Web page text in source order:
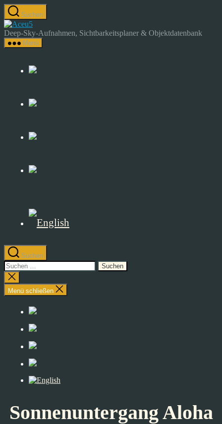
Zum
Inhalt
springen
Suchen
Astrocamp
–
Astrofotografie
Sky-
Deep-Sky-Aufnahmen, Sichtbarkeitsplaner & Objektdatenbank
Menü
Suchen
Suchen
nach:
Suche
schließen
Menü schließen
Sonnenuntergang Aloha